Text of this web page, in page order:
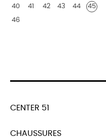
beige
marron
40 41 42 43 44 45
46
CENTER 51
CHAUSSURES